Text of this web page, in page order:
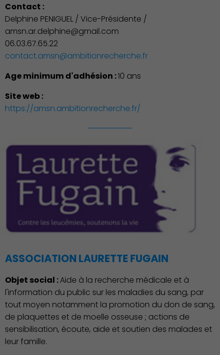
Publication des actes
Contact :
Delphine PENIGUEL / Vice-Présidente /
amsn.ar.delphine@gmail.com
06.03.67.65.22
contact.amsn@ambitionrecherche.fr
Age minimum d'adhésion :10 ans
Site web :
https://amsn.ambitionrecherche.fr/
ASSOCIATION LAURETTE FUGAIN
Objet social :Aide à la recherche médicale et à
l'information du public sur les maladies du sang, par
tout moyen notamment la promotion du don de sang,
de plaquettes et de moelle osseuse ; actions de
sensibilisation, écoute, aide et soutien des malades et
leur famille.